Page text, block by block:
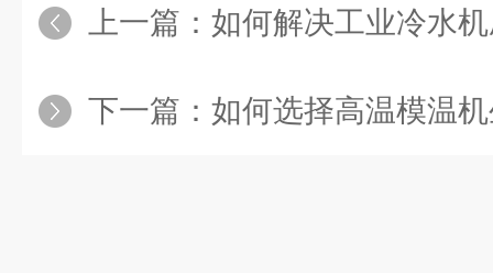
上一篇： 如何解决工业冷水
下一篇： 如何选择高温模温